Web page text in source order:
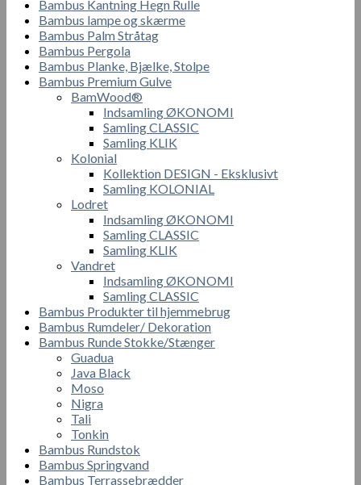
Bambus Kantning Hegn Rulle
Bambus lampe og skærme
Bambus Palm Stråtag
Bambus Pergola
Bambus Planke, Bjælke, Stolpe
Bambus Premium Gulve
BamWood®
Indsamling ØKONOMI
Samling CLASSIC
Samling KLIK
Kolonial
Kollektion DESIGN - Eksklusivt
Samling KOLONIAL
Lodret
Indsamling ØKONOMI
Samling CLASSIC
Samling KLIK
Vandret
Indsamling ØKONOMI
Samling CLASSIC
Bambus Produkter til hjemmebrug
Bambus Rumdeler/ Dekoration
Bambus Runde Stokke/Stænger
Guadua
Java Black
Moso
Nigra
Tali
Tonkin
Bambus Rundstok
Bambus Springvand
Bambus Terrassebrædder